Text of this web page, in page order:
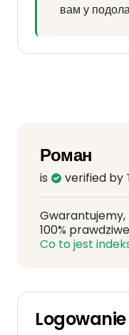
вам у
Роман
is verified by
Gwarantujemy,
100%
Co to jest